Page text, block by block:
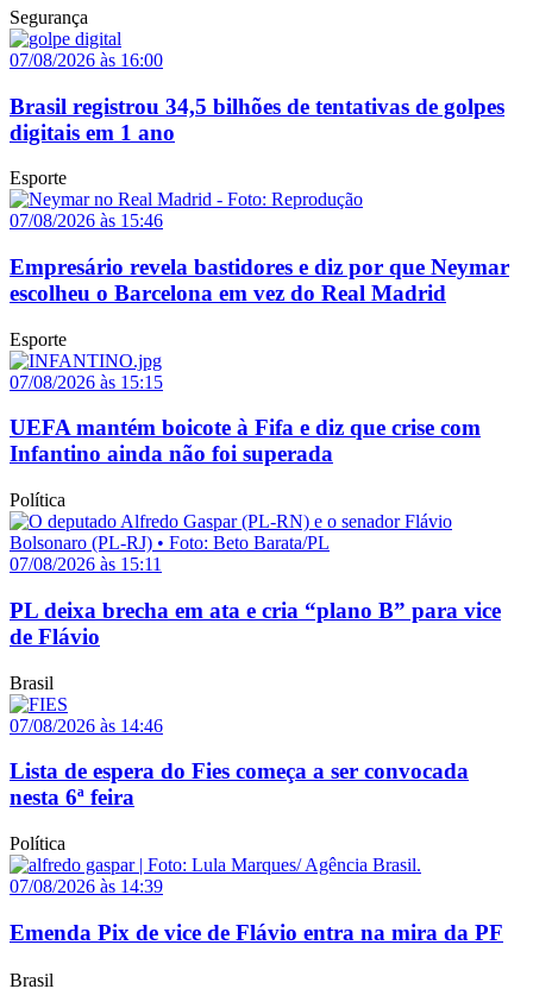
Segurança
07/08/2026 às 16:00
Brasil registrou 34,5 bilhões de tentativas de golpes
digitais em 1 ano
Esporte
07/08/2026 às 15:46
Empresário revela bastidores e diz por que Neymar
escolheu o Barcelona em vez do Real Madrid
Esporte
07/08/2026 às 15:15
UEFA mantém boicote à Fifa e diz que crise com
Infantino ainda não foi superada
Política
07/08/2026 às 15:11
PL deixa brecha em ata e cria “plano B” para vice
de Flávio
Brasil
07/08/2026 às 14:46
Lista de espera do Fies começa a ser convocada
nesta 6ª feira
Política
07/08/2026 às 14:39
Emenda Pix de vice de Flávio entra na mira da PF
Brasil